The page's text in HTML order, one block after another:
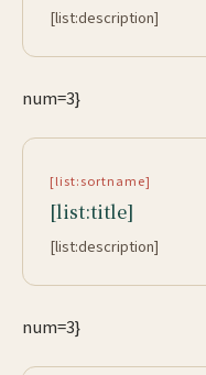
[list:description]
num=3}
[list:sortname]
[list:title]
[list:description]
num=3}